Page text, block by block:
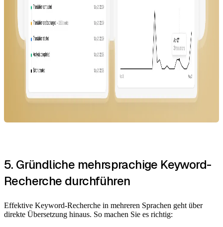
5. Gründliche mehrsprachige Keyword-
Recherche durchführen
Effektive Keyword-Recherche in mehreren Sprachen geht über
direkte Übersetzung hinaus. So machen Sie es richtig: